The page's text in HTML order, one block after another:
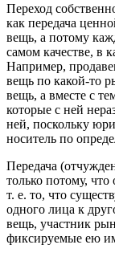
Переход
как передача
вещь, а потому
самом качестве, в
Например,
вещь по какой-то
вещь, а вместе с
которые с ней
ней, поскольку
носитель по
Передача
только потому,
т. е. то, что
одного лица к
вещь, участник
фиксируемые ею